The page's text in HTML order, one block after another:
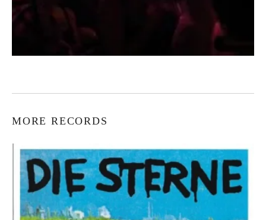
MORE RECORDS